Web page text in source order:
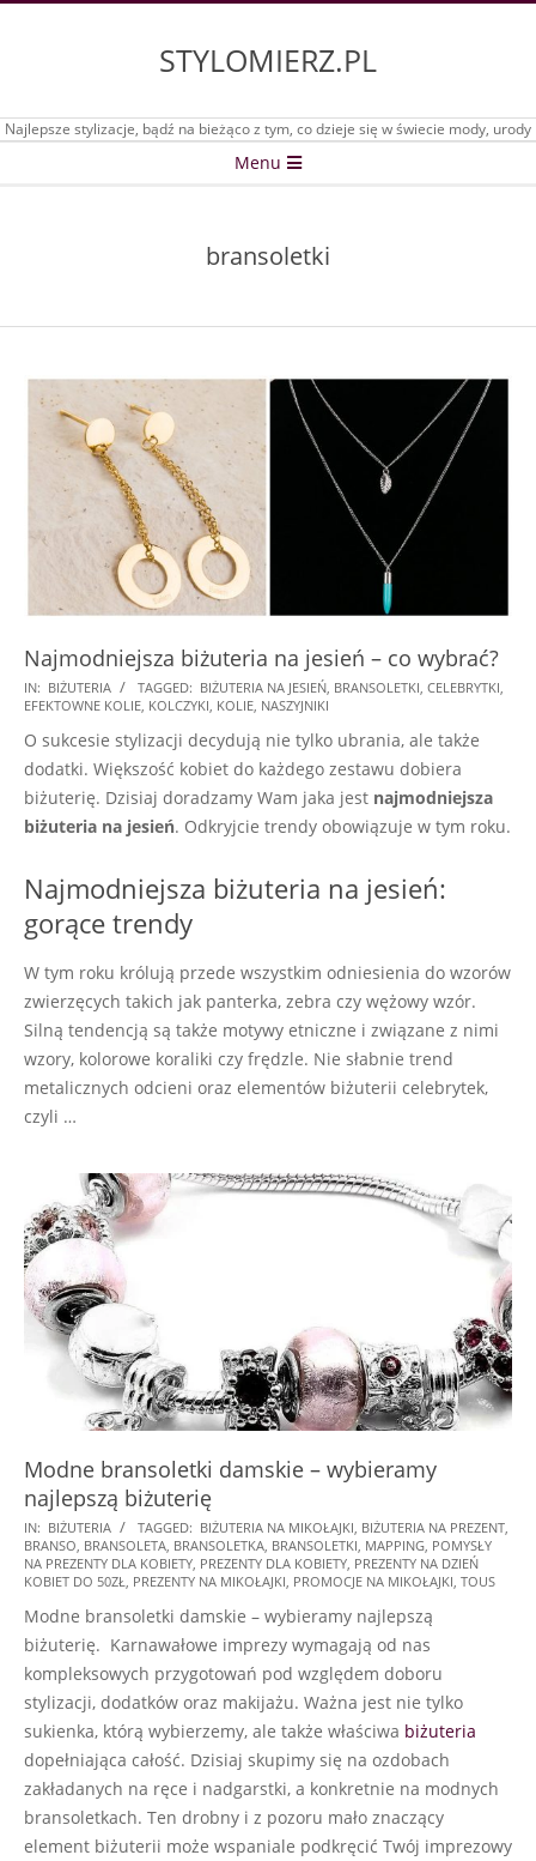
STYLOMIERZ.PL
Najlepsze stylizacje, bądź na bieżąco z tym, co dzieje się w świecie mody, urody
Menu
bransoletki
Najmodniejsza biżuteria na jesień – co wybrać?
2025-
08-
26
IN: BIŻUTERIA TAGGED: BIŻUTERIA NA JESIEŃ, BRANSOLETKI, CELEBRYTKI,
EFEKTOWNE KOLIE, KOLCZYKI, KOLIE, NASZYJNIKI
O sukcesie stylizacji decydują nie tylko ubrania, ale także
dodatki. Większość kobiet do każdego zestawu dobiera
biżuterię. Dzisiaj doradzamy Wam jaka jest najmodniejsza
biżuteria na jesień. Odkryjcie trendy obowiązuje w tym roku.
Najmodniejsza biżuteria na jesień:
gorące trendy
W tym roku królują przede wszystkim odniesienia do wzorów
zwierzęcych takich jak panterka, zebra czy wężowy wzór.
Silną tendencją są także motywy etniczne i związane z nimi
wzory, kolorowe koraliki czy frędzle. Nie słabnie trend
metalicznych odcieni oraz elementów biżuterii celebrytek,
czyli …
Modne bransoletki damskie – wybieramy
najlepszą biżuterię
2024-
11-
25
IN: BIŻUTERIA TAGGED: BIŻUTERIA NA MIKOŁAJKI BIŻUTERIA NA PREZENT
BRANSO BRANSOLETA BRANSOLETKA BRANSOLETKI MAPPING POMYSŁY
NA PREZENTY DLA KOBIETY PREZENTY DLA KOBIETY PREZENTY NA DZIEŃ
KOBIET DO 50ZŁ PREZENTY NA MIKOŁAJKI PROMOCJE NA MIKOŁAJKI TOUS
Modne bransoletki damskie – wybieramy najlepszą
biżuterię. Karnawałowe imprezy wymagają od nas
kompleksowych przygotowań pod względem doboru
stylizacji, dodatków oraz makijażu. Ważna jest nie tylko
sukienka, którą wybierzemy, ale także właściwa biżuteria
dopełniająca całość. Dzisiaj skupimy się na ozdobach
zakładanych na ręce i nadgarstki, a konkretnie na modnych
bransoletkach. Ten drobny i z pozoru mało znaczący
element biżuterii może wspaniale podkręcić Twój imprezowy